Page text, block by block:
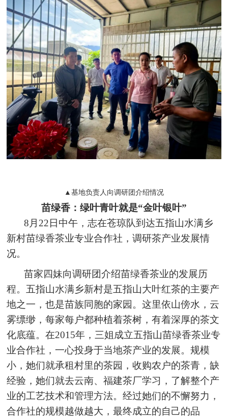
▲基地负责人向调研团介绍情况
苗绿香：绿叶青叶就是“金叶银叶”
8月22日中午，志在苍琼队到达五指山水满乡
新村苗绿香茶业专业合作社，调研茶产业发展情
况。
苗家四妹向调研团介绍苗绿香茶业的发展历
程。五指山水满乡新村是五指山大叶红茶的主要产
地之一，也是苗族同胞的家园。这里依山傍水，云
雾缥缈，每家每户都种植着茶树，有着深厚的茶文
化底蕴。在2015年，三姐成立五指山苗绿香茶业专
业合作社，一心投身于当地茶产业的发展。规模
小，她们就承租村里的茶园，收购农户的茶青，缺
经验，她们就去云南、福建茶厂学习，了解整个产
业的工艺技术和管理方法。经过她们的不懈努力，
合作社的规模越做越大，最终成立的自己的品